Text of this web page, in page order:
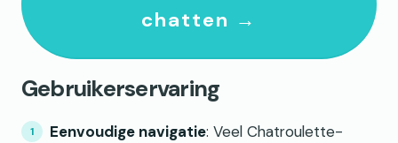
chatten →
Gebruikerservaring
Eenvoudige navigatie: Veel Chatroulette-